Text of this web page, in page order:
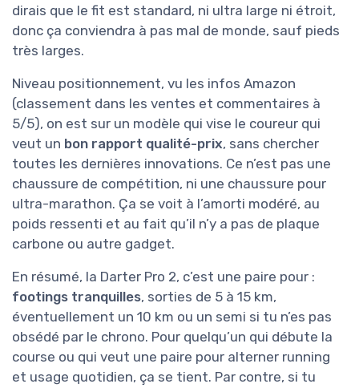
dirais que le fit est standard, ni ultra large ni étroit,
donc ça conviendra à pas mal de monde, sauf pieds
très larges.
Niveau positionnement, vu les infos Amazon
(classement dans les ventes et commentaires à
5/5), on est sur un modèle qui vise le coureur qui
veut un bon rapport qualité-prix, sans chercher
toutes les dernières innovations. Ce n’est pas une
chaussure de compétition, ni une chaussure pour
ultra-marathon. Ça se voit à l’amorti modéré, au
poids ressenti et au fait qu’il n’y a pas de plaque
carbone ou autre gadget.
En résumé, la Darter Pro 2, c’est une paire pour :
footings tranquilles, sorties de 5 à 15 km,
éventuellement un 10 km ou un semi si tu n’es pas
obsédé par le chrono. Pour quelqu’un qui débute la
course ou qui veut une paire pour alterner running
et usage quotidien, ça se tient. Par contre, si tu